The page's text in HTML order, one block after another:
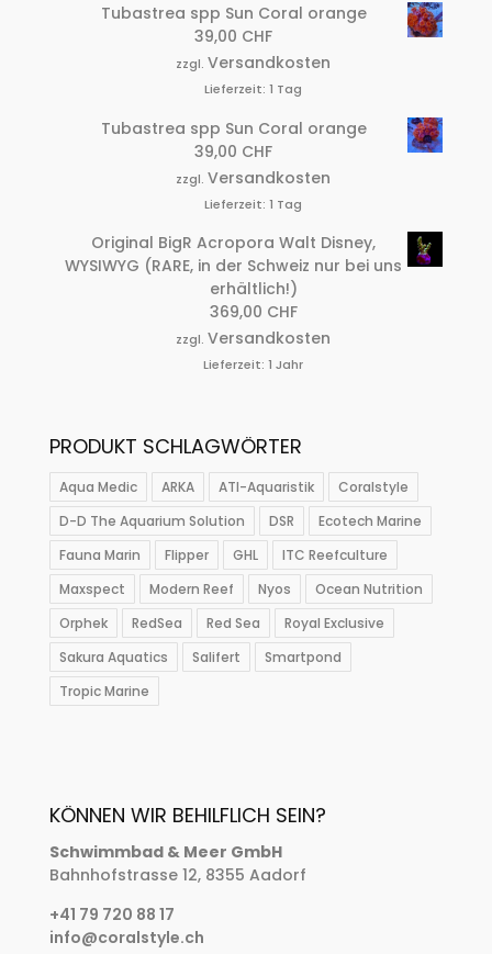
Tubastrea spp Sun Coral orange
39,00 CHF
zzgl.Versandkosten
Lieferzeit:1 Tag
Tubastrea spp Sun Coral orange
39,00 CHF
zzgl.Versandkosten
Lieferzeit:1 Tag
Original BigR Acropora Walt Disney,
WYSIWYG (RARE, in der Schweiz nur bei uns
erhältlich!)
369,00 CHF
zzgl.Versandkosten
Lieferzeit:1 Jahr
PRODUKT SCHLAGWÖRTER
Aqua Medic ARKA ATI-Aquaristik
Coralstyle
D-D The Aquarium Solution
DSR
Ecotech Marine
Fauna Marin
Flipper GHL
ITC Reefculture
Maxspect
Modern Reef Nyos
Ocean Nutrition
Orphek
RedSea Red Sea
Royal Exclusive
Sakura Aquatics
Salifert
Smartpond
Tropic Marine
KÖNNEN WIR BEHILFLICH SEIN?
Schwimmbad & Meer GmbH
Bahnhofstrasse 12, 8355 Aadorf
+41 79 720 88 17
info@coralstyle.ch